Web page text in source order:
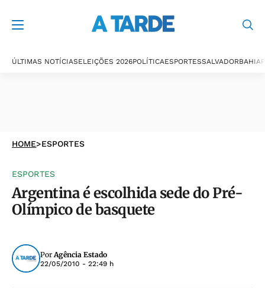
ÚLTIMAS NOTÍCIASELEIÇÕES 2026POLÍTICAESPORTESSALVADORBAHIA
HOME>ESPORTES
ESPORTES
Argentina é escolhida sede do Pré-
Olímpico de basquete
PorAgência Estado
22/05/2010 - 22:49 h